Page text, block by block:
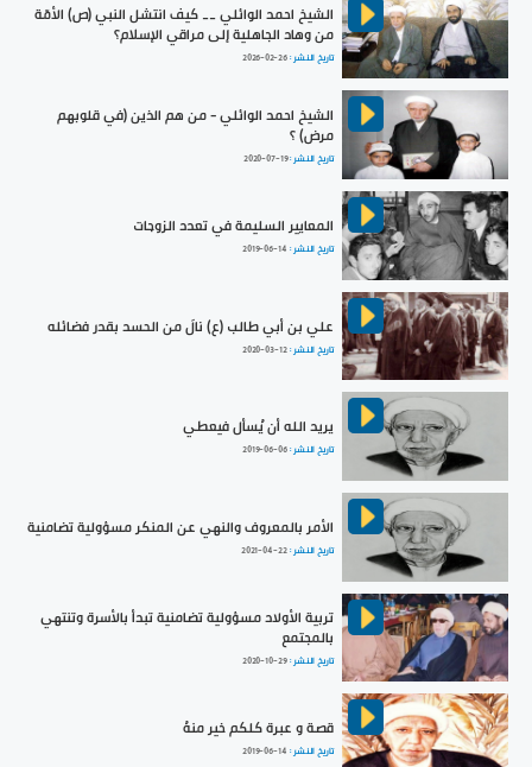
الشيخ احمد الوائلي __ كيف انتشل النبي (ص) الأمّة
من وهاد الجاهلية إلى مراقي الإسلام؟
تاريخ النشر :2026-02-26
الشيخ احمد الوائلي - من هم الذين (في قلوبهم
مرض) ؟
تاريخ النشر :2020-07-19
المعايير السليمة في تعدد الزوجات
تاريخ النشر : 2019-06-14
علي بن أبي طالب (ع) نالَ من الحسد بقدر فضائله
تاريخ النشر :2020-03-12
يريد الله أن يُسأل فيعطي
تاريخ النشر :2019-06-06
الأمر بالمعروف والنهي عن المنكر مسؤولية تضامنية
تاريخ النشر :2021-04-22
تربية الأولاد مسؤولية تضامنية تبدأ بالأسرة وتنتهي
بالمجتمع
تاريخ النشر :2020-10-29
قصة و عبرة كلكم خير منهُ
تاريخ النشر : 2019-06-14